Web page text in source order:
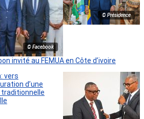
© Présidence
© Facebook
invité au FEMUA en Côte d’ivoire
vers
d’une